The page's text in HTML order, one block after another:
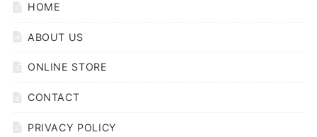
HOME
ABOUT US
ONLINE STORE
CONTACT
PRIVACY POLICY